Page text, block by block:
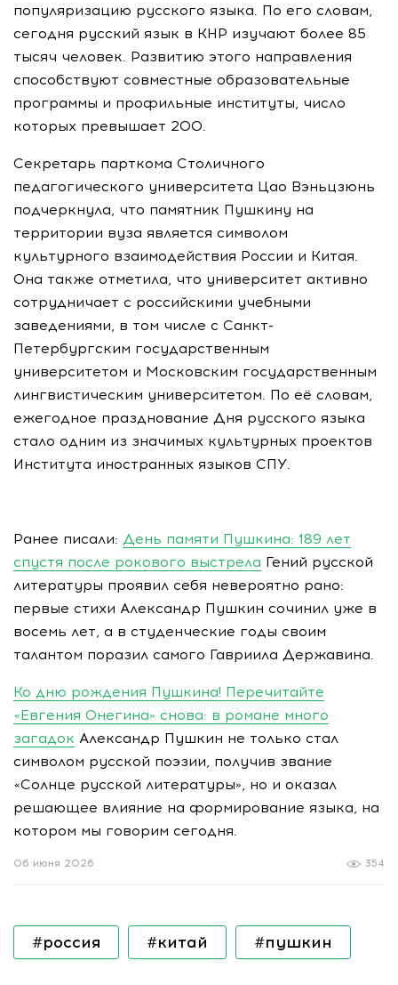
популяризацию русского языка. По его словам,
сегодня русский язык в КНР изучают более 85
тысяч человек. Развитию этого направления
способствуют совместные образовательные
программы и профильные институты, число
которых превышает 200.
Секретарь парткома Столичного
педагогического университета Цао Вэньцзюнь
подчеркнула, что памятник Пушкину на
территории вуза является символом
культурного взаимодействия России и Китая.
Она также отметила, что университет активно
сотрудничает с российскими учебными
заведениями, в том числе с Санкт-
Петербургским государственным
университетом и Московским государственным
лингвистическим университетом. По её словам,
ежегодное празднование Дня русского языка
стало одним из значимых культурных проектов
Института иностранных языков СПУ.
Ранее писали: День памяти Пушкина: 189 лет
спустя после рокового выстрела Гений русской
литературы проявил себя невероятно рано:
первые стихи Александр Пушкин сочинил уже в
восемь лет, а в студенческие годы своим
талантом поразил самого Гавриила Державина.
Ко дню рождения Пушкина! Перечитайте
«Евгения Онегина» снова: в романе много
загадок Александр Пушкин не только стал
символом русской поэзии, получив звание
«Солнце русской литературы», но и оказал
решающее влияние на формирование языка, на
котором мы говорим сегодня.
354
06 июня 2026
#россия #китай #пушкин